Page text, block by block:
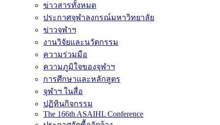
ข่าวสารทั้งหมด
ประกาศจุฬาลงกรณ์มหาวิทยาลัย
ข่าวจุฬาฯ
งานวิจัยและนวัตกรรม
ความร่วมมือ
ความภูมิใจของจุฬาฯ
การศึกษาและหลักสูตร
จุฬาฯ ในสื่อ
ปฏิทินกิจกรรม
The 166th ASAIHL Conference